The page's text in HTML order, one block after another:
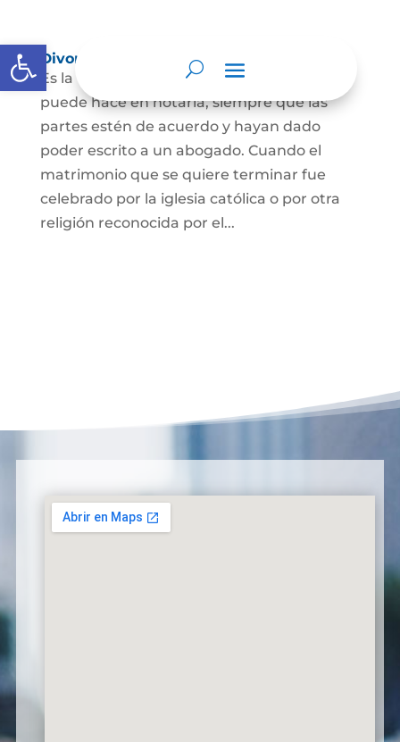
Abrir barra de herramientas
Divorcio
Es la terminación del Matrimonio Civil y se
puede hace en notaría, siempre que las
partes estén de acuerdo y hayan dado
poder escrito a un abogado. Cuando el
matrimonio que se quiere terminar fue
celebrado por la iglesia católica o por otra
religión reconocida por el...